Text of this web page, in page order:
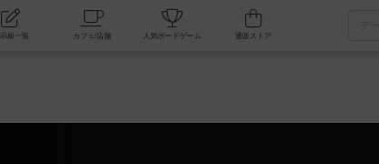
ティ 掲示板一覧 カフェ/店舗 人気ボードゲーム